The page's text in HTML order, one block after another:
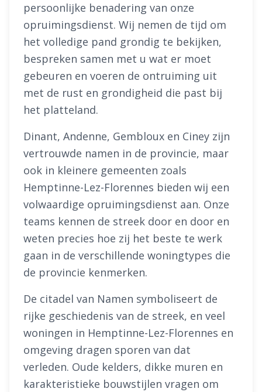
persoonlijke benadering van onze
opruimingsdienst. Wij nemen de tijd om
het volledige pand grondig te bekijken,
bespreken samen met u wat er moet
gebeuren en voeren de ontruiming uit
met de rust en grondigheid die past bij
het platteland.
Dinant, Andenne, Gembloux en Ciney zijn
vertrouwde namen in de provincie, maar
ook in kleinere gemeenten zoals
Hemptinne-Lez-Florennes bieden wij een
volwaardige opruimingsdienst aan. Onze
teams kennen de streek door en door en
weten precies hoe zij het beste te werk
gaan in de verschillende woningtypes die
de provincie kenmerken.
De citadel van Namen symboliseert de
rijke geschiedenis van de streek, en veel
woningen in Hemptinne-Lez-Florennes en
omgeving dragen sporen van dat
verleden. Oude kelders, dikke muren en
karakteristieke bouwstijlen vragen om